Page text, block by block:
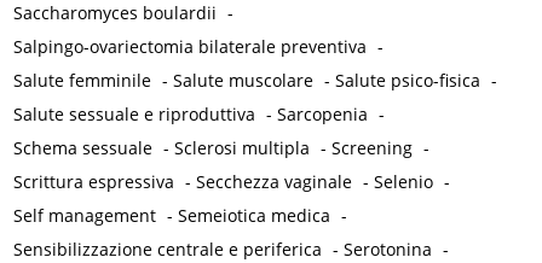
Saccharomyces boulardii -
Salpingo-ovariectomia bilaterale preventiva -
Salute femminile -Salute muscolare -Salute psico-fisica -
Salute sessuale e riproduttiva -Sarcopenia -
Schema sessuale -Sclerosi multipla -Screening -
Scrittura espressiva -Secchezza vaginale -Selenio -
Self management -Semeiotica medica -
Sensibilizzazione centrale e periferica -Serotonina -